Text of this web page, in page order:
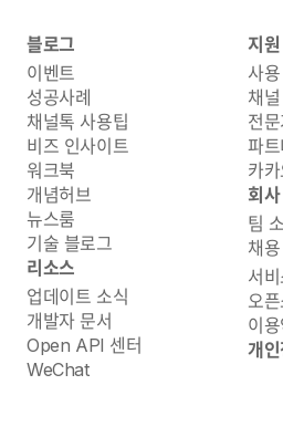
블로그
이벤트
성공사례
채널톡 사용팁
비즈 인사이트
워크북
개념허브
뉴스룸
기술 블로그
리소스
업데이트 소식
개발자 문서
Open API 센터
WeChat
지원
사
채
전문
파트
카
회사
팀
채용
서
오
이
개